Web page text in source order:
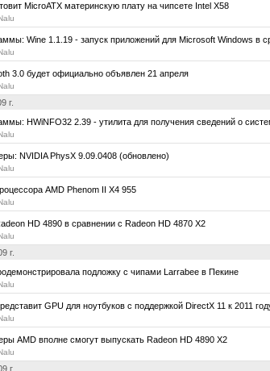
MicroATX материнскую плату на чипсете Intel X58
Wine 1.1.19 - запуск приложений для Microsoft Windows в
3.0 будет официально объявлен 21 апреля
г.
HWiNFO32 2.39 - утилита для получения сведений о
NVIDIA PhysX 9.09.0408 (обновлено)
AMD Phenom II X4 955
HD 4890 в сравнении с Radeon HD 4870 X2
г.
подложку с чипами Larrabee в Пекине
GPU для ноутбуков с поддержкой DirectX 11 к 2011
AMD вполне смогут выпускать Radeon HD 4890 X2
г.